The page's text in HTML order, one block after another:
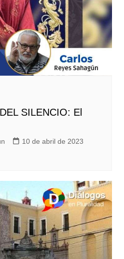
SILENCIO: El
10 de abril de 2023